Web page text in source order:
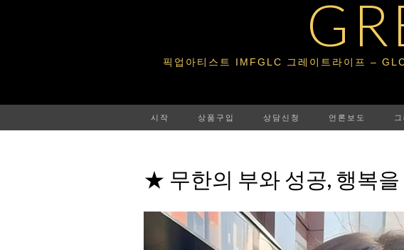
픽업아티스트 IMFGLC 그레이트라이프 –
시작 상품구입 상담신청 언론보도
★ 무한의 부와 성공, 행복을